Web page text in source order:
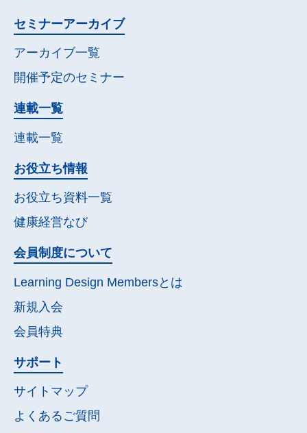
セミナーアーカイブ
アーカイブ一覧
開催予定のセミナー
連載一覧
連載一覧
お役立ち情報
お役立ち資料一覧
健康経営なび
会員制度について
Learning Design Membersとは
新規入会
会員特典
サポート
サイトマップ
よくあるご質問